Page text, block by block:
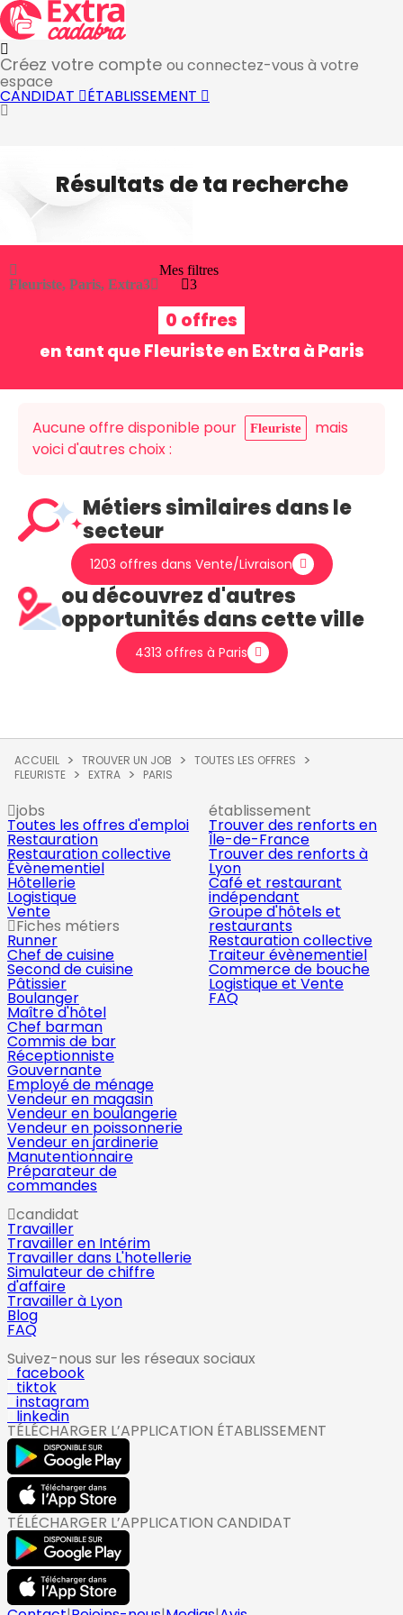
Créez votre compte ou connectez-vous à votre
espace
CANDIDAT ÉTABLISSEMENT
Résultats de ta recherche
Fleuriste, Paris, Extra3
Mes filtres
3
0 offres
en tant que Fleuristeen Extra à Paris
Aucune offre disponible pour Fleuriste
mais
voici d'autres choix :
Métiers similaires dans le
secteur
1203 offres dans Vente/Livraison
ou découvrez d'autres
opportunités dans cette ville
4313 offres à Paris
ACCUEIL TROUVER UN JOB
TOUTES LES OFFRES
FLEURISTE
EXTRA PARIS
jobs
Toutes les offres d'emploi
Restauration
Restauration collective
Évènementiel
Hôtellerie
Logistique
Vente
Fiches métiers
Runner
Chef de cuisine
Second de cuisine
Pâtissier
Boulanger
Maître d'hôtel
Chef barman
Commis de bar
Réceptionniste
Gouvernante
Employé de ménage
Vendeur en magasin
Vendeur en boulangerie
Vendeur en poissonnerie
Vendeur en jardinerie
Manutentionnaire
Préparateur de
commandes
établissement
Trouver des renforts en
Île-de-France
Trouver des renforts à
Lyon
Café et restaurant
indépendant
Groupe d'hôtels et
restaurants
Restauration collective
Traiteur évènementiel
Commerce de bouche
Logistique et Vente
FAQ
candidat
Travailler
Travailler en Intérim
Travailler dans L'hotellerie
Simulateur de chiffre
d'affaire
Travailler à Lyon
Blog
FAQ
Suivez-nous sur les réseaux sociaux
facebook
tiktok
instagram
linkedin
TÉLÉCHARGER L’APPLICATION ÉTABLISSEMENT
TÉLÉCHARGER L’APPLICATION CANDIDAT